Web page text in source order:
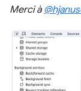
Merci à